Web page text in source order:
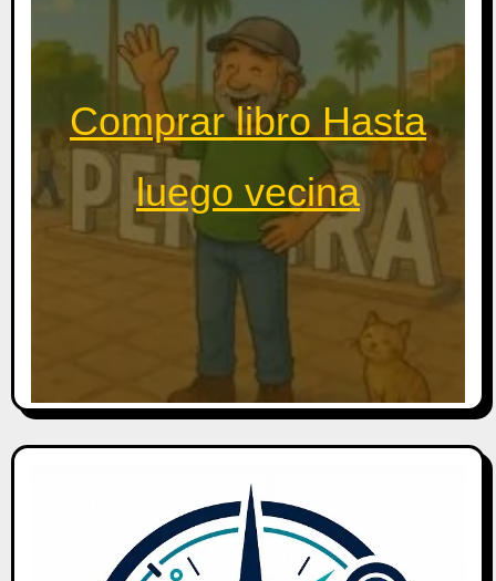
Comprar libro Hasta
luego vecina